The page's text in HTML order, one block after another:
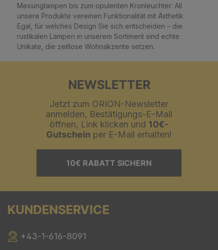
Messinglampen bis zum opulenten Kronleuchter: All
unsere Produkte vereinen Funktionalität mit Ästhetik.
Egal, für welches Design Sie sich entscheiden – die
rustikalen Lampen in unserem Sortiment sind echte
Unikate, die zeitlose Wohnakzente setzen.
NEWSLETTER
Jetzt zum ORION-Newsletter
anmelden, Bestätigungs-E-Mail
öffnen, Link klicken und 10€-
Gutschein per E-Mail erhalten!
10€ RABATT SICHERN
KUNDENSERVICE
+43-1-616-8091